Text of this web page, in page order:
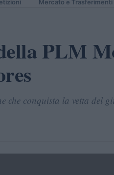
Mercato e Trasferimenti
PLM
che conquista la vetta del